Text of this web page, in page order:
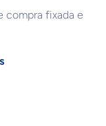
compra fixada e